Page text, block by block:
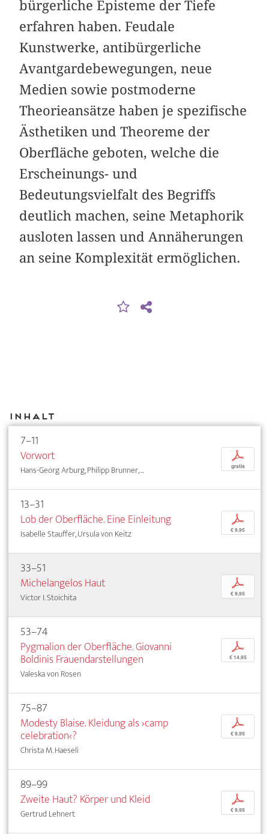
bürgerliche Episteme der Tiefe
erfahren haben. Feudale
Kunstwerke, antibürgerliche
Avantgardebewegungen, neue
Medien sowie postmoderne
Theorieansätze haben je spezifische
Ästhetiken und Theoreme der
Oberfläche geboten, welche die
Erscheinungs- und
Bedeutungsvielfalt des Begriffs
deutlich machen, seine Metaphorik
ausloten lassen und Annäherungen
an seine Komplexität ermöglichen.
Inhalt
7–11
Vorwort
Hans-Georg Arburg, Philipp Brunner, ...
p
gratis
13–31
Lob der Oberfläche. Eine Einleitung
Isabelle Stauffer, Ursula von Keitz
p
€ 9,95
33–51
Michelangelos Haut
Victor I. Stoichita
p
€ 9,95
53–74
Pygmalion der Oberfläche. Giovanni
Boldinis Frauendarstellungen
Valeska von Rosen
p
€ 14,95
75–87
Modesty Blaise. Kleidung als ›camp
celebration‹?
Christa M. Haeseli
p
€ 9,95
89–99
Zweite Haut? Körper und Kleid
Gertrud Lehnert
p
€ 9,95